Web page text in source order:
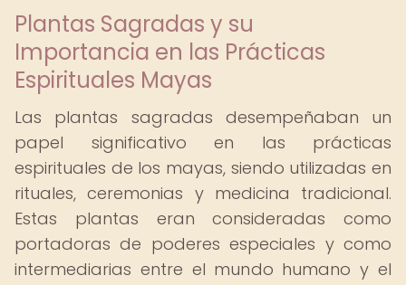
Plantas Sagradas y su
Importancia en las Prácticas
Espirituales Mayas
Las plantas sagradas desempeñaban un
papel significativo en las prácticas
espirituales de los mayas, siendo utilizadas en
rituales, ceremonias y medicina tradicional.
Estas plantas eran consideradas como
portadoras de poderes especiales y como
intermediarias entre el mundo humano y el